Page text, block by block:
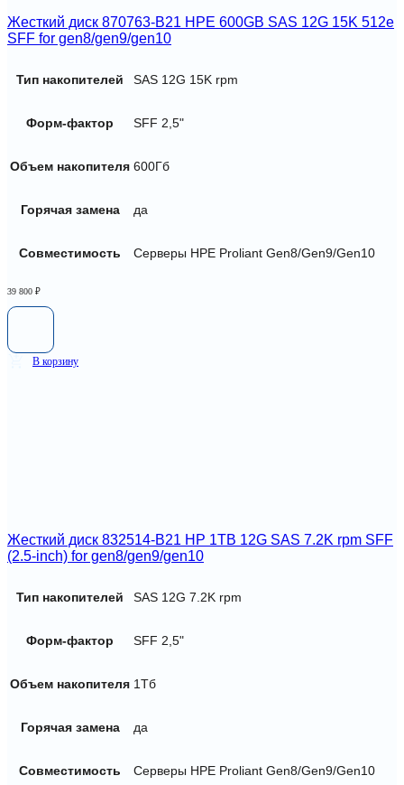
Жесткий диск 870763-B21 HPE 600GB SAS 12G 15K 512e
SFF for gen8/gen9/gen10
Тип накопителей SAS 12G 15K rpm
Форм-фактор SFF 2,5"
Объем накопителя 600Гб
Горячая замена да
Совместимость Серверы HPE Proliant Gen8/Gen9/Gen10
39 800 ₽
В корзину
Жесткий диск 832514-B21 HP 1TB 12G SAS 7.2K rpm SFF
(2.5-inch) for gen8/gen9/gen10
Тип накопителей SAS 12G 7.2K rpm
Форм-фактор SFF 2,5"
Объем накопителя 1Тб
Горячая замена да
Совместимость Серверы HPE Proliant Gen8/Gen9/Gen10